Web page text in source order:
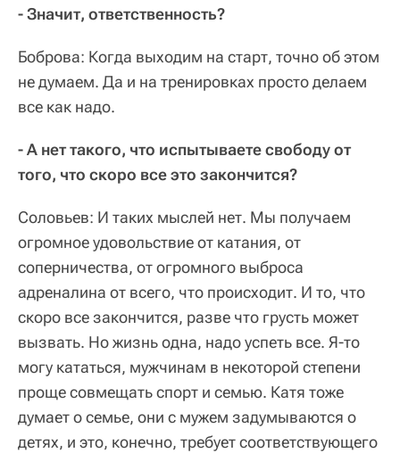
- Значит, ответственность?
Боброва: Когда выходим на старт, точно об этом
не думаем. Да и на тренировках просто делаем
все как надо.
- А нет такого, что испытываете свободу от
того, что скоро все это закончится?
Соловьев: И таких мыслей нет. Мы получаем
огромное удовольствие от катания, от
соперничества, от огромного выброса
адреналина от всего, что происходит. И то, что
скоро все закончится, разве что грусть может
вызвать. Но жизнь одна, надо успеть все. Я-то
могу кататься, мужчинам в некоторой степени
проще совмещать спорт и семью. Катя тоже
думает о семье, они с мужем задумываются о
детях, и это, конечно, требует соответствующего